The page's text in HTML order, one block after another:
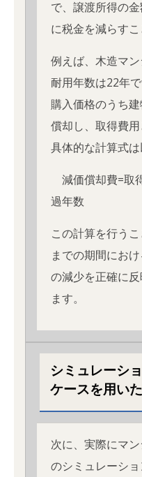
で、譲渡所得の
に税金を減らすこ
例えば、木造マ
耐用年数は22年
購入価格のうち
償却し、取得費用
具体的な計算式
減価償却費=取
過年数
この計算を行う
までの期間にお
の減少を正確に
ます。
シミュレーシ
ケースを用い
次に、実際にマ
のシミュレーシ